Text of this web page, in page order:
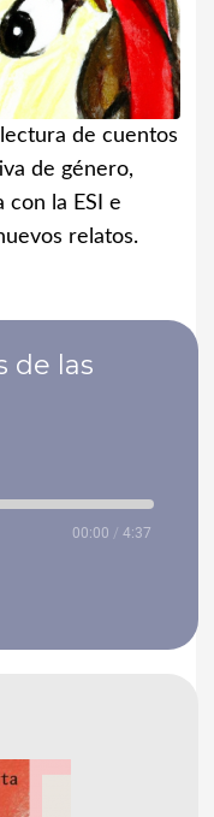
de cuentos
de género,
con la ESI e
relatos.
de las
00:00 / 4:37